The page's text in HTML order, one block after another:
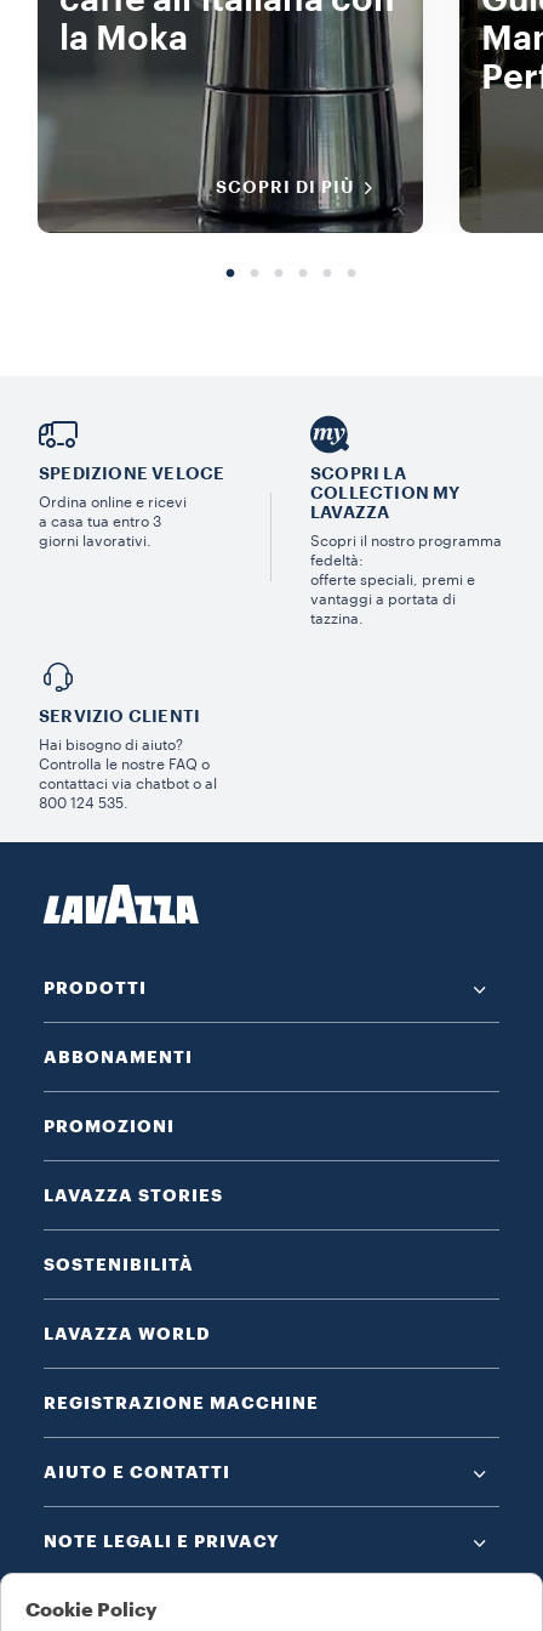
la Moka
SCOPRI DI PIÙ
SPEDIZIONE VELOCE
Ordina online e ricevi
a casa tua entro 3
giorni lavorativi.
SCOPRI LA
COLLECTION MY
LAVAZZA
Scopri il nostro programma
fedeltà:
offerte speciali, premi e
vantaggi a portata di
tazzina.
SERVIZIO CLIENTI​
Hai bisogno di aiuto?​
Controlla le nostre FAQ o
contattaci via chatbot o al
800 124 535.
PRODOTTI
ABBONAMENTI
PROMOZIONI
LAVAZZA STORIES
SOSTENIBILITÀ
LAVAZZA WORLD
REGISTRAZIONE MACCHINE
AIUTO E CONTATTI
NOTE LEGALI E PRIVACY
Cookie Policy